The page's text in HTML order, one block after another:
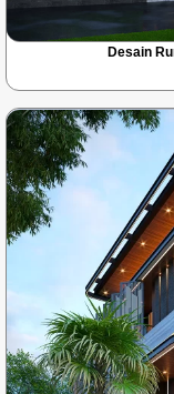
Desain